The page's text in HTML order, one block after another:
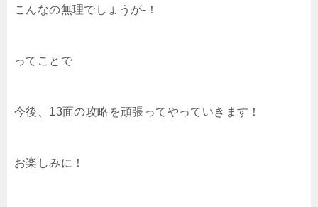
こんなの無理でしょうが-！
ってことで
今後、13面の攻略を頑張ってやっていきます！
お楽しみに！